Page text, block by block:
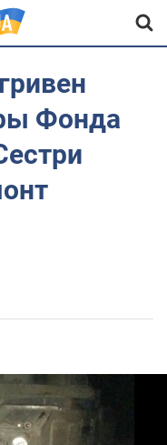
Фонда